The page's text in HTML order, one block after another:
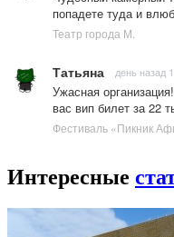
попадете туда и
Театр города М.
Татьяна день назад
Ужасная
вас вип билет за 22
Фестиваль «Пикник
Интересные